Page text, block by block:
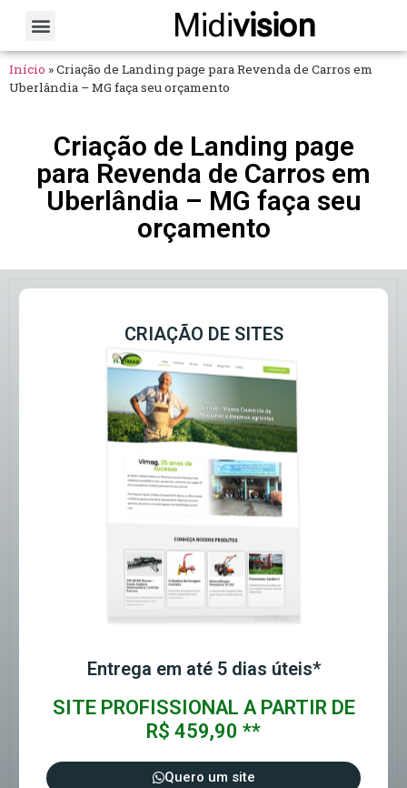
Midivision
Início »Criação de Landing page para Revenda de Carros em
Uberlândia – MG faça seu orçamento
Criação de Landing page
para Revenda de Carros em
Uberlândia – MG faça seu
orçamento
CRIAÇÃO DE SITES
Entrega em até 5 dias úteis*
SITE PROFISSIONAL A PARTIR DE
R$ 459,90 **
Quero um site